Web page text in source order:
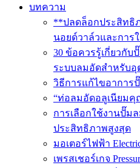
บทความ
**ปลดล็อกประสิทธิ
นอยด์วาล์วและการ
30 ข้อควรรู้เกี่ยวกั
ระบบลมอัดสำหรับ
วิธีการแก้ไขอาการปั๊
“ท่อลมอัดอลูเนียมคุ
การเลือกใช้งานปั๊ม
ประสิทธิภาพสูงสุด
มอเตอร์ไฟฟ้า
เพรสเชอร์เกจ